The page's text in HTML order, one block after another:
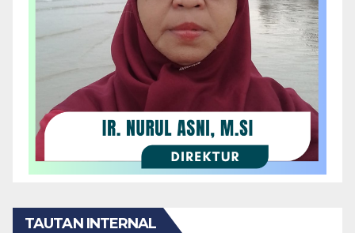
TAUTAN INTERNAL